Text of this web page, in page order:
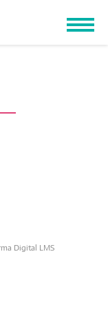
Digital LMS